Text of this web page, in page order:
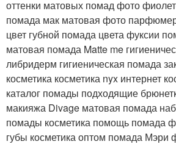
оттенки матовых помад фото
помада мак матовая фото
цвет губной помада цвета фуксии
матовая помада Matte me
либридерм гигиеническая помада
косметика косметика nyx интернет
каталог помады подходящие
макияжа Divage матовая помада
помады косметика помощь помада
губы косметика оптом помада Мэри